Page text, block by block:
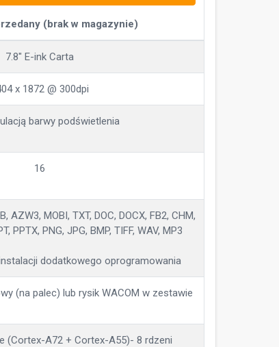
(brak w magazynie)
7.8" E-ink Carta
x 1872 @ 300dpi
barwy podświetlenia
16
AZW3, MOBI, TXT, DOC, DOCX, FB2, CHM,
PPTX, PNG, JPG, BMP, TIFF, WAV, MP3
dodatkowego oprogramowania
(na palec) lub rysik WACOM w zestawie
(Cortex-A72 + Cortex-A55)- 8 rdzeni